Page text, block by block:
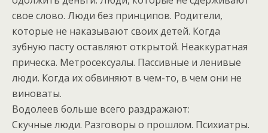
свое слово. Люди без принципов. Родители,
которые не наказывают своих детей. Когда
зубную пасту оставляют открытой. Неаккуратная
прическа. Метросексуалы. Пассивные и ленивые
люди. Когда их обвиняют в чем-то, в чем они не
виноваты.
Водолеев больше всего раздражают:
Скучные люди. Разговоры о прошлом. Психиатры.